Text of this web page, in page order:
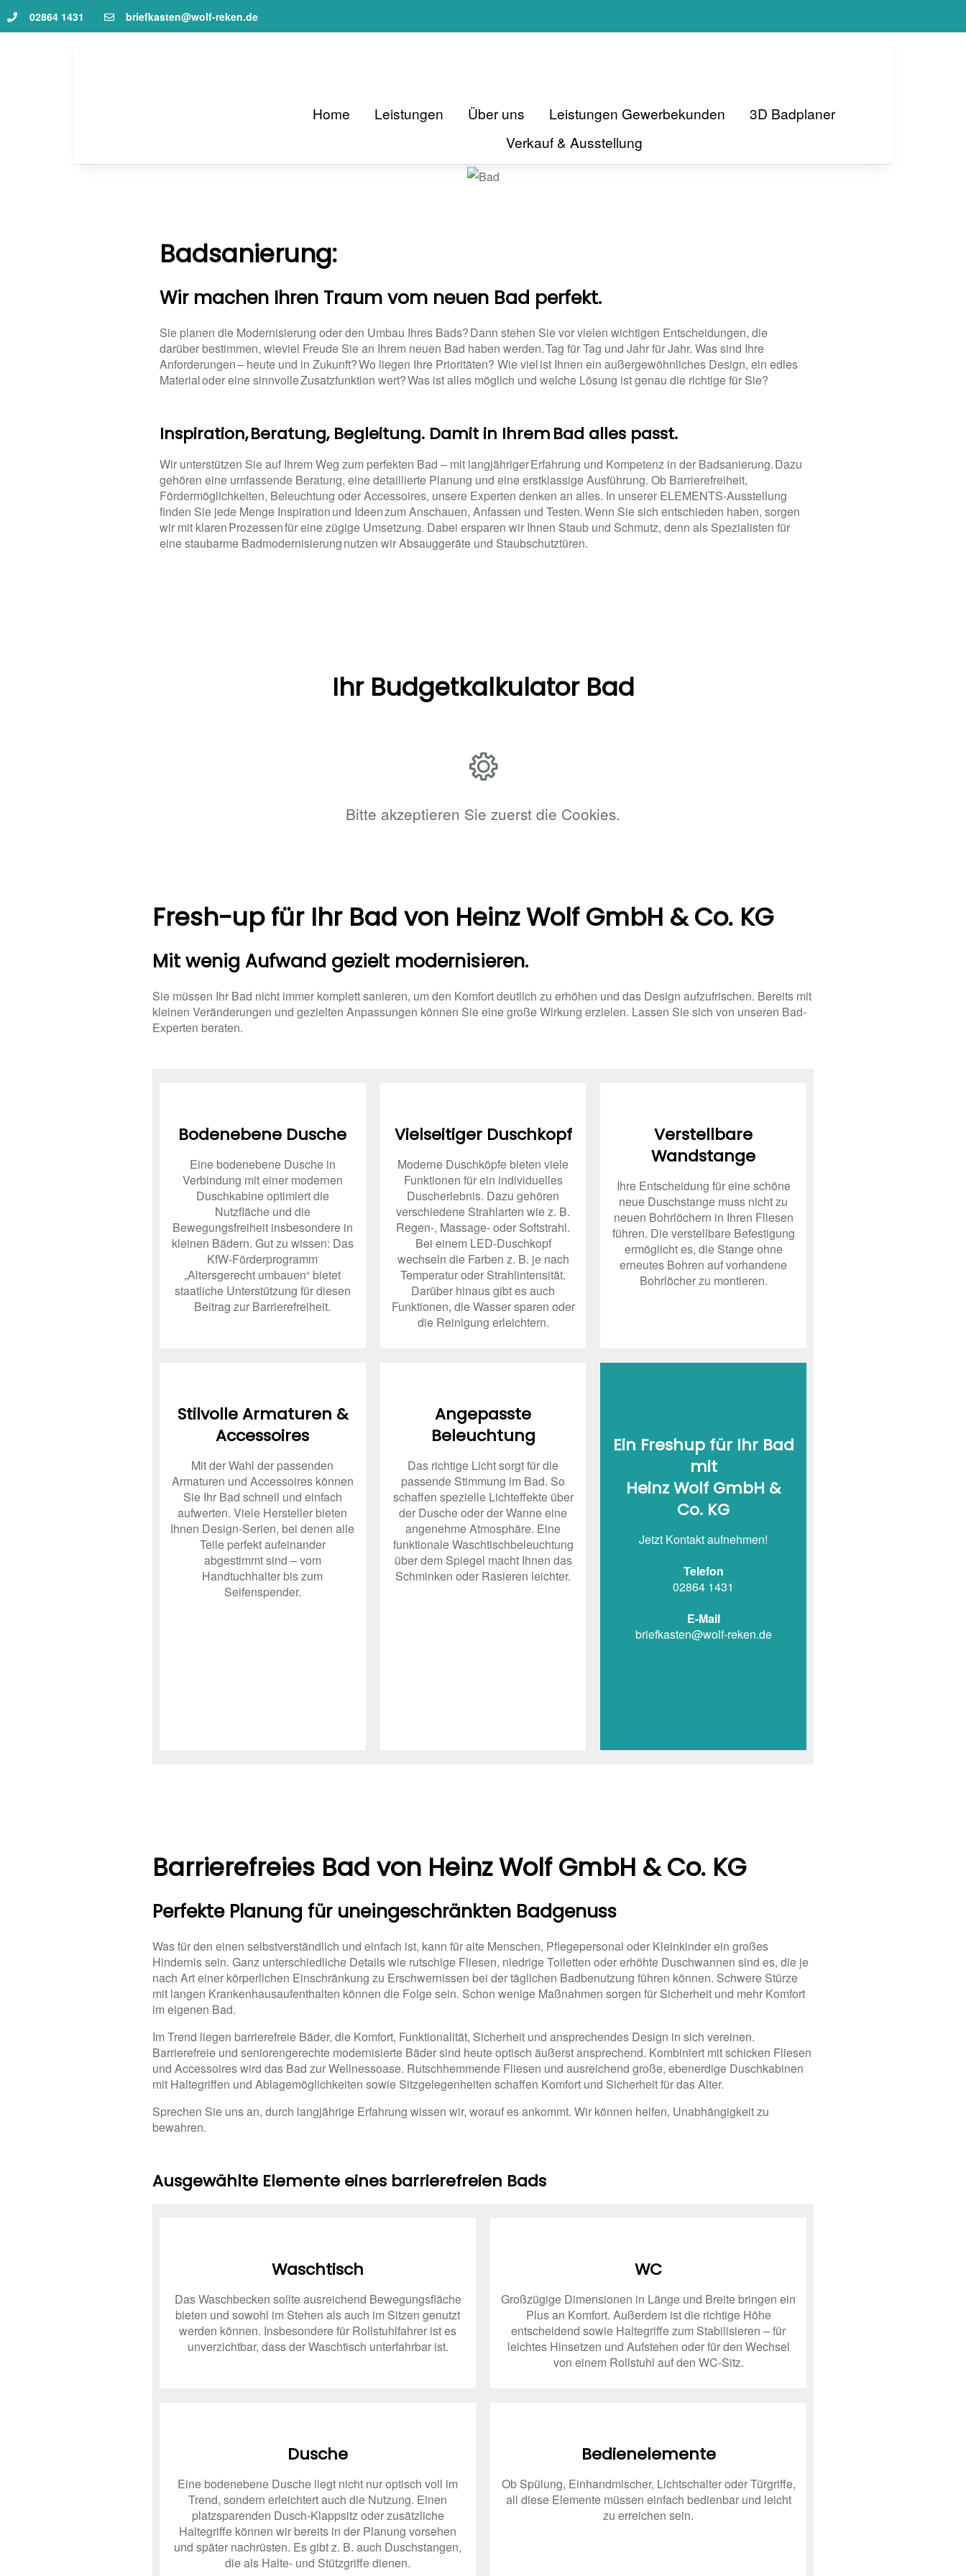
02864 1431 briefkasten@wolf-reken.de
Home Leistungen Über uns Leistungen Gewerbekunden
3D Badplaner
Verkauf & Ausstellung
Badsanierung:
Wir machen Ihren Traum vom neuen Bad perfekt.
Sie planen die Modernisierung oder den Umbau Ihres Bads? Dann stehen Sie vor vielen wichtigen Entscheidungen, die
darüber bestimmen, wieviel Freude Sie an Ihrem neuen Bad haben werden. Tag für Tag und Jahr für Jahr. Was sind Ihre
Anforderungen – heute und in Zukunft? Wo liegen Ihre Prioritäten? Wie viel ist Ihnen ein außergewöhnliches Design, ein edles
Material oder eine sinnvolle Zusatzfunktion wert? Was ist alles möglich und welche Lösung ist genau die richtige für Sie?
Inspiration, Beratung, Begleitung. Damit in Ihrem Bad alles passt.
Wir unterstützen Sie auf Ihrem Weg zum perfekten Bad – mit langjähriger Erfahrung und Kompetenz in der Badsanierung. Dazu
gehören eine umfassende Beratung, eine detaillierte Planung und eine erstklassige Ausführung. Ob Barrierefreiheit,
Fördermöglichkeiten, Beleuchtung oder Accessoires, unsere Experten denken an alles. In unserer ELEMENTS-Ausstellung
finden Sie jede Menge Inspiration und Ideen zum Anschauen, Anfassen und Testen. Wenn Sie sich entschieden haben, sorgen
wir mit klaren Prozessen für eine zügige Umsetzung. Dabei ersparen wir Ihnen Staub und Schmutz, denn als Spezialisten für
eine staubarme Badmodernisierung nutzen wir Absauggeräte und Staubschutztüren.
Ihr Budgetkalkulator Bad
Bitte akzeptieren Sie zuerst die Cookies.
Fresh-up für Ihr Bad von Heinz Wolf GmbH & Co. KG
Mit wenig Aufwand gezielt modernisieren.
Sie müssen Ihr Bad nicht immer komplett sanieren, um den Komfort deutlich zu erhöhen und das Design aufzufrischen. Bereits mit
kleinen Veränderungen und gezielten Anpassungen können Sie eine große Wirkung erzielen. Lassen Sie sich von unseren Bad-
Experten beraten.
Bodenebene Dusche
Eine bodenebene Dusche in
Verbindung mit einer modernen
Duschkabine optimiert die
Nutzfläche und die
Bewegungsfreiheit insbesondere in
kleinen Bädern. Gut zu wissen: Das
KfW-Förderprogramm
„Altersgerecht umbauen“ bietet
staatliche Unterstützung für diesen
Beitrag zur Barrierefreiheit.
Vielseitiger Duschkopf
Moderne Duschköpfe bieten viele
Funktionen für ein individuelles
Duscherlebnis. Dazu gehören
verschiedene Strahlarten wie z. B.
Regen-, Massage- oder Softstrahl.
Bei einem LED-Duschkopf
wechseln die Farben z. B. je nach
Temperatur oder Strahlintensität.
Darüber hinaus gibt es auch
Funktionen, die Wasser sparen oder
die Reinigung erleichtern.
Verstellbare
Wandstange
Ihre Entscheidung für eine schöne
neue Duschstange muss nicht zu
neuen Bohrlöchern in Ihren Fliesen
führen. Die verstellbare Befestigung
ermöglicht es, die Stange ohne
erneutes Bohren auf vorhandene
Bohrlöcher zu montieren.
Stilvolle Armaturen &
Accessoires
Mit der Wahl der passenden
Armaturen und Accessoires können
Sie Ihr Bad schnell und einfach
aufwerten. Viele Hersteller bieten
Ihnen Design-Serien, bei denen alle
Teile perfekt aufeinander
abgestimmt sind – vom
Handtuchhalter bis zum
Seifenspender.
Angepasste
Beleuchtung
Das richtige Licht sorgt für die
passende Stimmung im Bad. So
schaffen spezielle Lichteffekte über
der Dusche oder der Wanne eine
angenehme Atmosphäre. Eine
funktionale Waschtischbeleuchtung
über dem Spiegel macht Ihnen das
Schminken oder Rasieren leichter.
Ein Freshup für Ihr Bad
mit
Heinz Wolf GmbH &
Co. KG
Jetzt Kontakt aufnehmen!
Telefon
02864 1431
E-Mail
briefkasten@wolf-reken.de
Barrierefreies Bad von Heinz Wolf GmbH & Co. KG
Perfekte Planung für uneingeschränkten Badgenuss
Was für den einen selbstverständlich und einfach ist, kann für alte Menschen, Pflegepersonal oder Kleinkinder ein großes
Hindernis sein. Ganz unterschiedliche Details wie rutschige Fliesen, niedrige Toiletten oder erhöhte Duschwannen sind es, die je
nach Art einer körperlichen Einschränkung zu Erschwernissen bei der täglichen Badbenutzung führen können. Schwere Stürze
mit langen Krankenhausaufenthalten können die Folge sein. Schon wenige Maßnahmen sorgen für Sicherheit und mehr Komfort
im eigenen Bad.
Im Trend liegen barrierefreie Bäder, die Komfort, Funktionalität, Sicherheit und ansprechendes Design in sich vereinen.
Barrierefreie und seniorengerechte modernisierte Bäder sind heute optisch äußerst ansprechend. Kombiniert mit schicken Fliesen
und Accessoires wird das Bad zur Wellnessoase. Rutschhemmende Fliesen und ausreichend große, ebenerdige Duschkabinen
mit Haltegriffen und Ablagemöglichkeiten sowie Sitzgelegenheiten schaffen Komfort und Sicherheit für das Alter.
Sprechen Sie uns an, durch langjährige Erfahrung wissen wir, worauf es ankommt. Wir können helfen, Unabhängigkeit zu
bewahren.
Ausgewählte Elemente eines barrierefreien Bads
Waschtisch
Das Waschbecken sollte ausreichend Bewegungsfläche
bieten und sowohl im Stehen als auch im Sitzen genutzt
werden können. Insbesondere für Rollstuhlfahrer ist es
unverzichtbar, dass der Waschtisch unterfahrbar ist.
WC
Großzügige Dimensionen in Länge und Breite bringen ein
Plus an Komfort. Außerdem ist die richtige Höhe
entscheidend sowie Haltegriffe zum Stabilisieren – für
leichtes Hinsetzen und Aufstehen oder für den Wechsel
von einem Rollstuhl auf den WC-Sitz.
Dusche
Eine bodenebene Dusche liegt nicht nur optisch voll im
Trend, sondern erleichtert auch die Nutzung. Einen
platzsparenden Dusch-Klappsitz oder zusätzliche
Haltegriffe können wir bereits in der Planung vorsehen
und später nachrüsten. Es gibt z. B. auch Duschstangen,
die als Halte- und Stützgriffe dienen.
Bedienelemente
Ob Spülung, Einhandmischer, Lichtschalter oder Türgriffe,
all diese Elemente müssen einfach bedienbar und leicht
zu erreichen sein.